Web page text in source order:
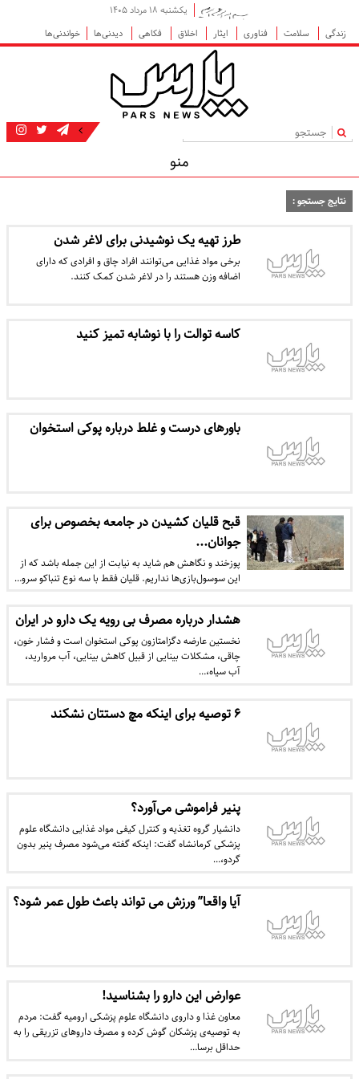
یکشنبه ۱۸ مرداد ۱۴۰۵
زندگی
سلامت فناوری ایثار اخلاق فکاهی دیدنی‌ها خواندنی‌ها
|
منو
نتایج جستجو :
طرز تهیه یک نوشیدنی برای لاغر شدن
برخی مواد غذایی می‌توانند افراد چاق و افرادی که دارای
اضافه وزن هستند را در لاغر شدن کمک کنند.
کاسه توالت را با نوشابه تمیز کنید
باورهای درست و غلط درباره پوکی استخوان
قبح قلیان کشیدن در جامعه بخصوص برای
جوانان...
پوزخند و نگاهش هم شاید به نیابت از این جمله باشد که از
این سوسول‌بازی‌ها نداریم. قلیان فقط با سه نوع تنباکو سرو…
هشدار درباره مصرف بی رویه یک دارو در ایران
نخستین عارضه‌ دگزامتازون پوکی استخوان است و فشار خون،
چاقی، مشکلات بینایی از قبیل کاهش بینایی، آب مروارید،
آب سیاه،…
۶ توصیه برای اینکه مچ دستتان نشکند
پنیر فراموشی می‌آورد؟
دانشیار گروه تغذیه و کنترل کیفی مواد غذایی دانشگاه علوم
پزشکی کرمانشاه گفت: اینکه گفته می‌شود مصرف پنیر بدون
گردو،…
آیا واقعا” ورزش می تواند باعث طول عمر شود؟
عوارض این دارو را بشناسید!
معاون غذا و داروی دانشگاه علوم پزشکی ارومیه گفت: مردم
به توصیه‌ی پزشکان گوش کرده و مصرف داروهای تزریقی را به
حداقل برسا…